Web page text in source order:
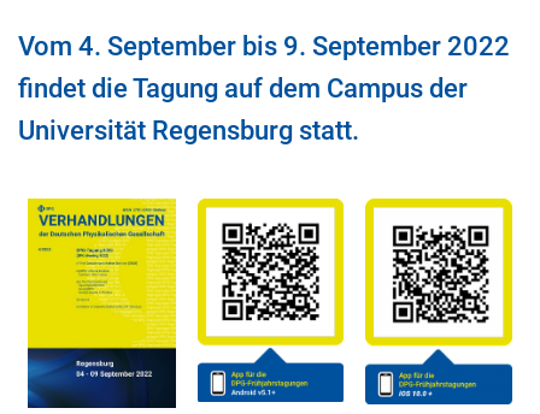
Vom 4. September bis 9. September 2022
findet die Tagung auf dem Campus der
Universität Regensburg statt.